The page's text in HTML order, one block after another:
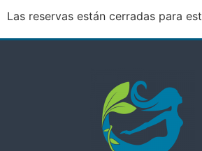
Las reservas están cerradas para